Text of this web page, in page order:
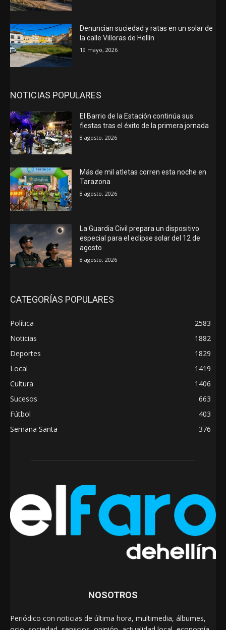
Denuncian suciedad y ratas en un solar de
la calle Villoras de Hellín
19 mayo, 2026
NOTICIAS POPULARES
El Barrio de la Estación continúa sus
fiestas tras el éxito de la primera jornada
8 agosto, 2026
Más de mil atletas corren esta noche en
Tarazona
8 agosto, 2026
La Guardia Civil prepara un dispositivo
especial para el eclipse solar del 12 de
agosto
8 agosto, 2026
CATEGORÍAS POPULARES
Política
2583
Noticias
1882
Deportes
1829
Local
1419
Cultura
1406
Sucesos
663
Fútbol
403
Semana Santa
376
NOSOTROS
Periódico con noticias de última hora, multimedia, álbumes,